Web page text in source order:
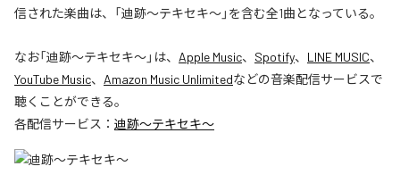
信された楽曲は、「迪跡〜テキセキ〜」を含む全1曲となっている。
なお「迪跡〜テキセキ〜」は、 Apple Music、 Spotify、 LINE MUSIC、
YouTube Music、 Amazon Music Unlimitedなどの音楽配信サービスで
聴くことができる。
各配信サービス： 迪跡〜テキセキ〜